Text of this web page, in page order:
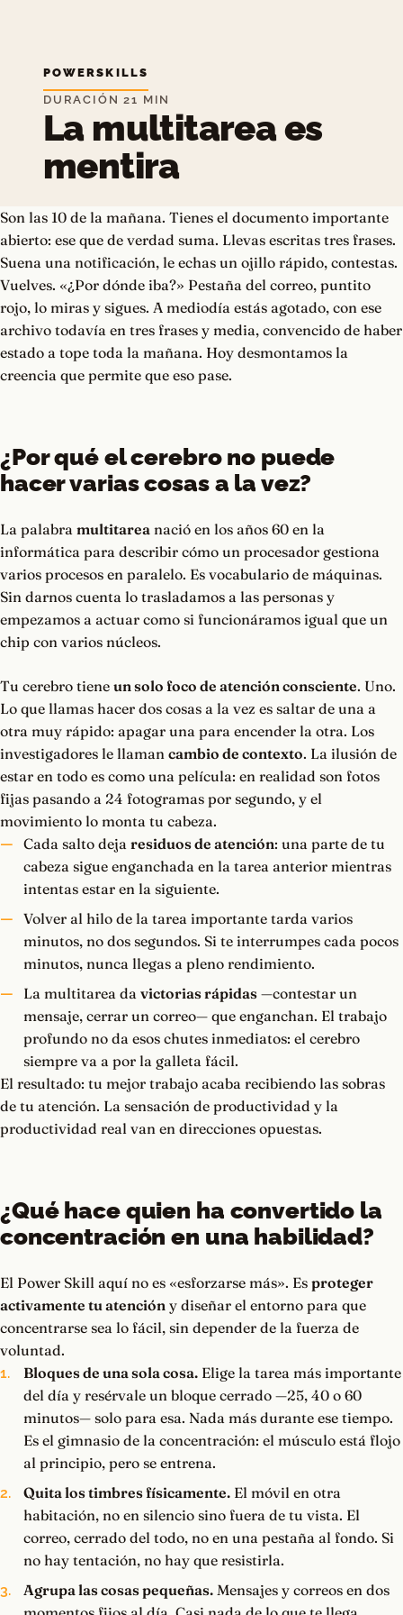
POWERSKILLS
DURACIÓN 21 MIN
La multitarea es
mentira
Son las 10 de la mañana. Tienes el documento importante
abierto: ese que de verdad suma. Llevas escritas tres frases.
Suena una notificación, le echas un ojillo rápido, contestas.
Vuelves. «¿Por dónde iba?» Pestaña del correo, puntito
rojo, lo miras y sigues. A mediodía estás agotado, con ese
archivo todavía en tres frases y media, convencido de haber
estado a tope toda la mañana. Hoy desmontamos la
creencia que permite que eso pase.
¿Por qué el cerebro no puede
hacer varias cosas a la vez?
La palabra multitarea nació en los años 60 en la
informática para describir cómo un procesador gestiona
varios procesos en paralelo. Es vocabulario de máquinas.
Sin darnos cuenta lo trasladamos a las personas y
empezamos a actuar como si funcionáramos igual que un
chip con varios núcleos.
Tu cerebro tiene un solo foco de atención consciente. Uno.
Lo que llamas hacer dos cosas a la vez es saltar de una a
otra muy rápido: apagar una para encender la otra. Los
investigadores le llaman cambio de contexto. La ilusión de
estar en todo es como una película: en realidad son fotos
fijas pasando a 24 fotogramas por segundo, y el
movimiento lo monta tu cabeza.
Cada salto deja residuos de atención: una parte de tu
cabeza sigue enganchada en la tarea anterior mientras
intentas estar en la siguiente.
Volver al hilo de la tarea importante tarda varios
minutos, no dos segundos. Si te interrumpes cada pocos
minutos, nunca llegas a pleno rendimiento.
La multitarea da victorias rápidas—contestar un
mensaje, cerrar un correo— que enganchan. El trabajo
profundo no da esos chutes inmediatos: el cerebro
siempre va a por la galleta fácil.
El resultado: tu mejor trabajo acaba recibiendo las sobras
de tu atención. La sensación de productividad y la
productividad real van en direcciones opuestas.
¿Qué hace quien ha convertido la
concentración en una habilidad?
El Power Skill aquí no es «esforzarse más». Es proteger
activamente tu atención y diseñar el entorno para que
concentrarse sea lo fácil, sin depender de la fuerza de
voluntad.
Bloques de una sola cosa.Elige la tarea más importante
del día y resérvale un bloque cerrado —25, 40 o 60
minutos— solo para esa. Nada más durante ese tiempo.
Es el gimnasio de la concentración: el músculo está flojo
al principio, pero se entrena.
Quita los timbres físicamente.El móvil en otra
habitación, no en silencio sino fuera de tu vista. El
correo, cerrado del todo, no en una pestaña al fondo. Si
no hay tentación, no hay que resistirla.
Agrupa las cosas pequeñas.Mensajes y correos en dos